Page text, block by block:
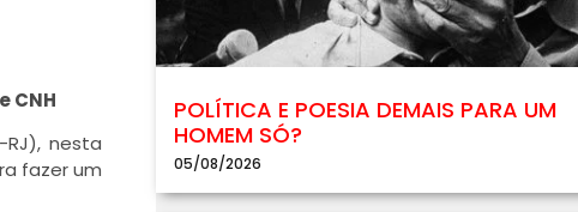
CNH
nesta
fazer um
POLÍTICA E POESIA DEMAIS PARA UM
HOMEM SÓ?
05/08/2026